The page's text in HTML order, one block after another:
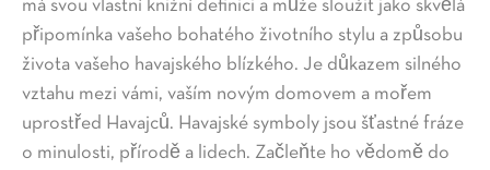
má svou vlastní knižní definici a může sloužit jako skvělá
připomínka vašeho bohatého životního stylu a způsobu
života vašeho havajského blízkého. Je důkazem silného
vztahu mezi vámi, vaším novým domovem a mořem
uprostřed Havajců. Havajské symboly jsou šťastné fráze
o minulosti, přírodě a lidech. Začleňte ho vědomě do